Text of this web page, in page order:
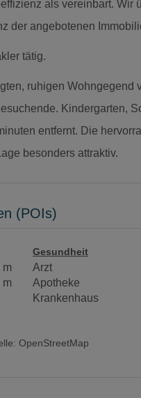
als vereinbart. Wir
der angebotenen
tätig.
ruhigen
Kindergarten,
entfernt. Die
besonders attraktiv.
(POIs)
m
m
Gesundheit
Arzt
Apotheke
Krankenhaus
OpenStreetMap